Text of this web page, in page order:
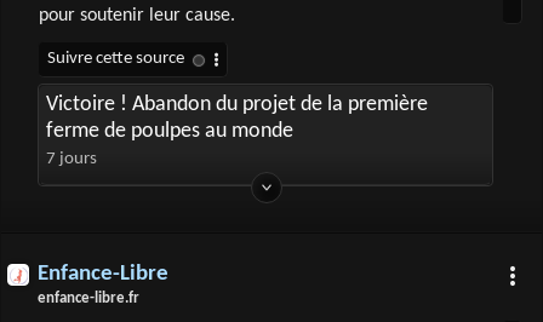
pour soutenir leur cause.
Victoire ! Abandon du projet de la première
ferme de poulpes au monde
7 jours
Enfance-Libre
enfance-libre.fr